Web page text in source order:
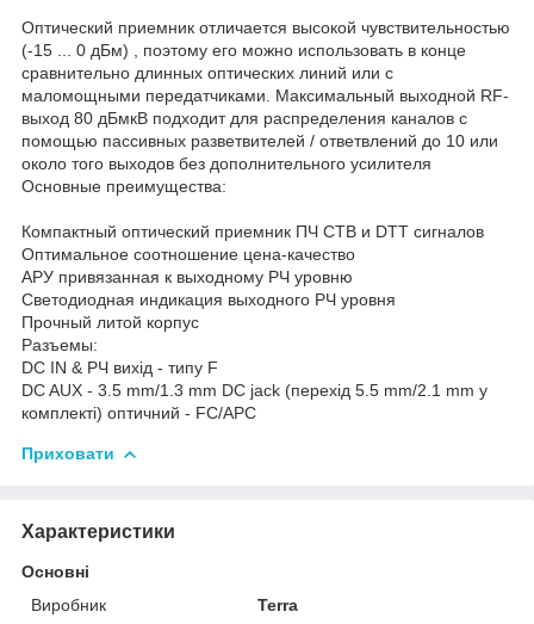
Оптический приемник отличается высокой чувствительностью
(-15 ... 0 дБм) , поэтому его можно использовать в конце
сравнительно длинных оптических линий или с
маломощными передатчиками. Максимальный выходной RF-
выход 80 дБмкВ подходит для распределения каналов с
помощью пассивных разветвителей / ответвлений до 10 или
около того выходов без дополнительного усилителя
Основные преимущества:
Компактный оптический приемник ПЧ СТВ и DTT сигналов
Оптимальное соотношение цена-качество
АРУ привязанная к выходному РЧ уровню
Светодиодная индикация выходного РЧ уровня
Прочный литой корпус
Разъемы:
DC IN & РЧ вихід - типу F
DC AUX - 3.5 mm/1.3 mm DC jack (перехід 5.5 mm/2.1 mm у
комплекті) оптичний - FC/APC
Приховати
Характеристики
Основні
Виробник
Terra